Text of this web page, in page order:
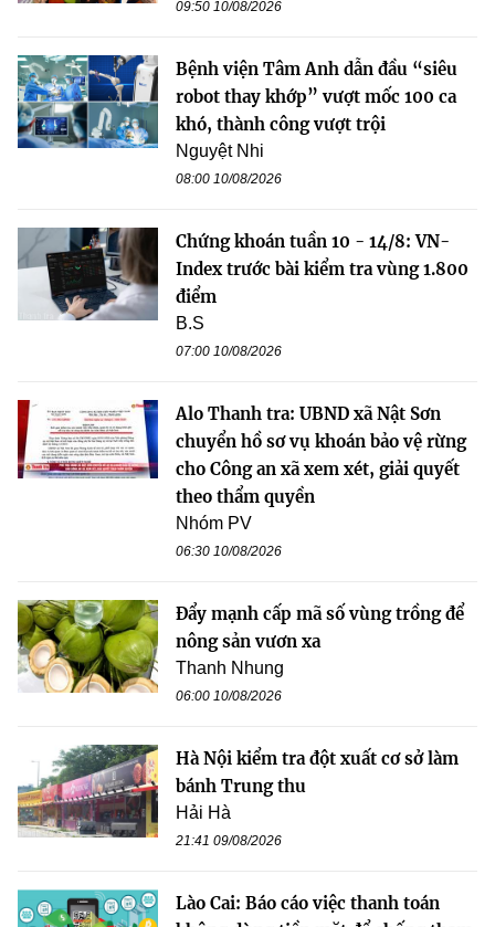
09:50 10/08/2026
Bệnh viện Tâm Anh dẫn đầu “siêu
robot thay khớp” vượt mốc 100 ca
khó, thành công vượt trội
Nguyệt Nhi
08:00 10/08/2026
Chứng khoán tuần 10 - 14/8: VN-
Index trước bài kiểm tra vùng 1.800
điểm
B.S
07:00 10/08/2026
Alo Thanh tra: UBND xã Nật Sơn
chuyển hồ sơ vụ khoán bảo vệ rừng
cho Công an xã xem xét, giải quyết
theo thẩm quyền
Nhóm PV
06:30 10/08/2026
Đẩy mạnh cấp mã số vùng trồng để
nông sản vươn xa
Thanh Nhung
06:00 10/08/2026
Hà Nội kiểm tra đột xuất cơ sở làm
bánh Trung thu
Hải Hà
21:41 09/08/2026
Lào Cai: Báo cáo việc thanh toán